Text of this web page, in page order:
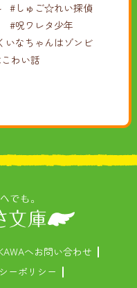
#しゅご☆れい探偵
#呪ワレタ少年
いなちゃんはゾンビ
わい話
へお問い合わせ
ーポリシー